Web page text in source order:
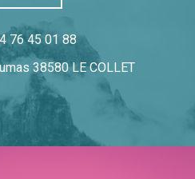
76 45 01 88
38580 LE COLLET